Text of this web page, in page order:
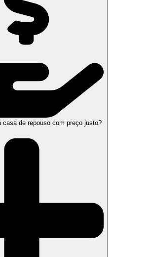
casa de repouso com preço justo?